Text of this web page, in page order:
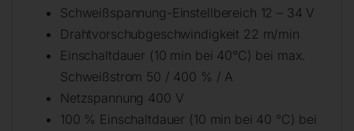
Schweißspannung-Einstellbereich 12 – 34 V
Drahtvorschubgeschwindigkeit 22 m/min
Einschaltdauer (10 min bei 40°C) bei max.
Schweißstrom 50 / 400 % / A
Netzspannung 400 V
100 % Einschaltdauer (10 min bei 40 °C) bei